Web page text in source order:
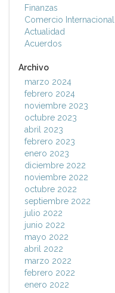
Finanzas
Comercio Internacional
Actualidad
Acuerdos
Archivo
marzo 2024
febrero 2024
noviembre 2023
octubre 2023
abril 2023
febrero 2023
enero 2023
diciembre 2022
noviembre 2022
octubre 2022
septiembre 2022
julio 2022
junio 2022
mayo 2022
abril 2022
marzo 2022
febrero 2022
enero 2022